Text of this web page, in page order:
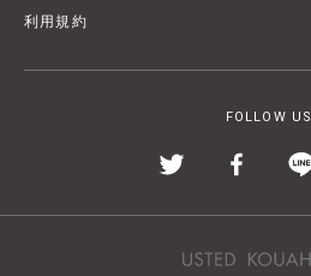
利用規約
FOLLOW US